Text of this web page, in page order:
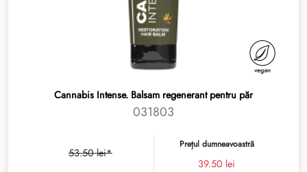
Cannabis Intense. Balsam regenerant pentru păr
031803
53.50 lei*
Prețul dumneavoastră
39.50 lei